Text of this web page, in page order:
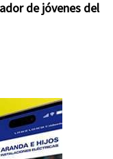
de jóvenes del